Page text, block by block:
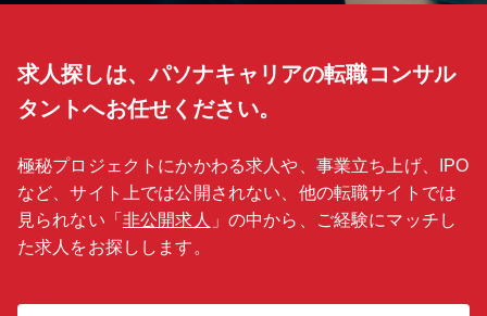
求人探しは、パソナキャリアの転職コンサル
タントへお任せください。
極秘プロジェクトにかかわる求人や、事業立ち上げ、IPO
など、サイト上では公開されない、他の転職サイトでは
見られない「 非公開求人 」の中から、ご経験にマッチし
た求人をお探しします。